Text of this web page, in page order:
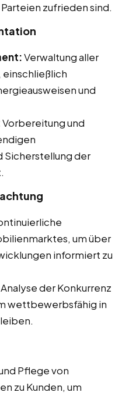
zufrieden sind.
Verwaltung aller
und
Vorbereitung und
Sicherstellung der
um über
informiert zu
Analyse der Konkurrenz
wettbewerbsfähig in
Pflege von
zu Kunden, um